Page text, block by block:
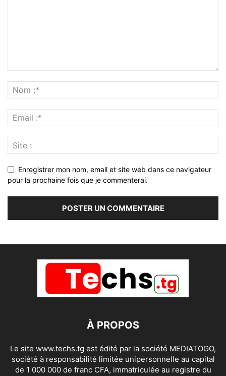
Enregistrer mon nom, email et site web dans ce navigateur
pour la prochaine fois que je commenterai.
À PROPOS
Le site www.techs.tg est édité par la société MEDIATOGO,
société à responsabilité limitée unipersonnelle au capital
de 1 000 000 de franc CFA, immatriculée au registre du